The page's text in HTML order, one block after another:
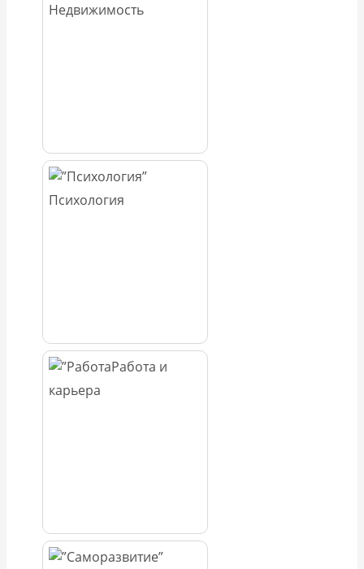
Недвижимость
Психология
Работа и
карьера